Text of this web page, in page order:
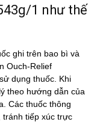
1 như thế
ghi trên bao bì và
Ouch-Relief
dụng thuốc. Khi
theo hướng dẫn của
Các thuốc thông
tiếp xúc trực